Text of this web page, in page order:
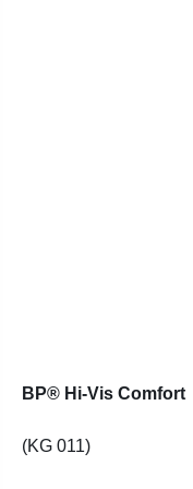
BP® Hi-Vis Comfort
(KG 011)